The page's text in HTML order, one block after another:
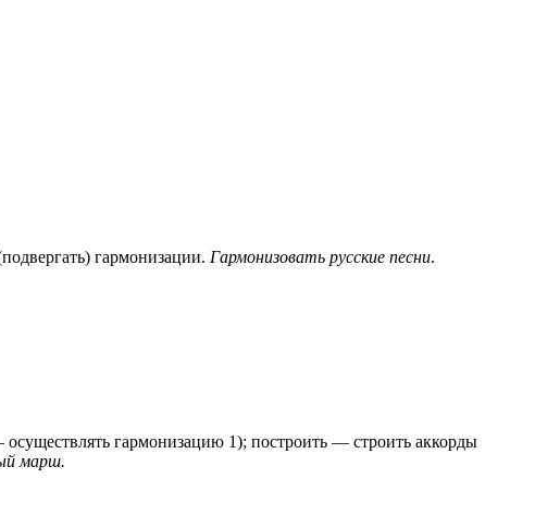
гармонизации. Гармонизовать русские песни.
гармонизацию 1); построить — строить аккорды
марш.